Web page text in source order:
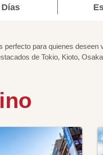
Días
perfecto para quienes
de Tokio, Kioto,